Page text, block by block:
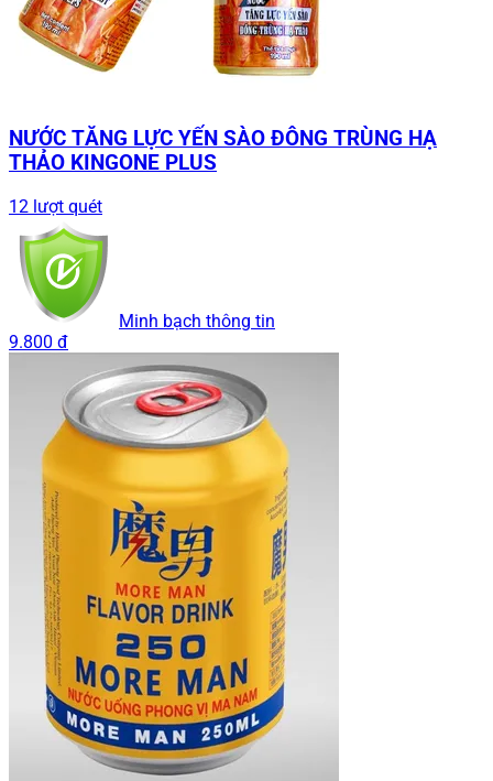
NƯỚC TĂNG LỰC YẾN SÀO ĐÔNG TRÙNG HẠ
THẢO KINGONE PLUS
12 lượt quét
Minh bạch thông tin
9.800 đ